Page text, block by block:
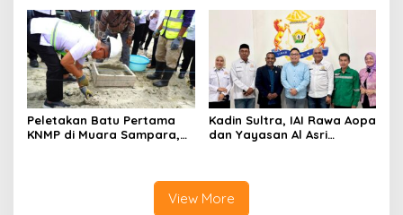
Anggaran Rp200 Juta
Peletakan Batu Pertama
KNMP di Muara Sampara,
Kadin Sultra, IAI Rawa Aopa
dan Yayasan Al Asri
View More